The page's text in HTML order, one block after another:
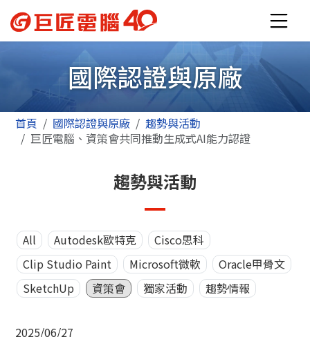
國際認證與原廠
首頁 國際認證與原廠
趨勢與活動
巨匠電腦、資策會共同推動生成式AI能力認證
趨勢與活動
All Autodesk歐特克
Cisco思科
Clip Studio Paint
Microsoft微軟
Oracle甲骨文
SketchUp
資策會 獨家活動 趨勢情報
2025/06/27